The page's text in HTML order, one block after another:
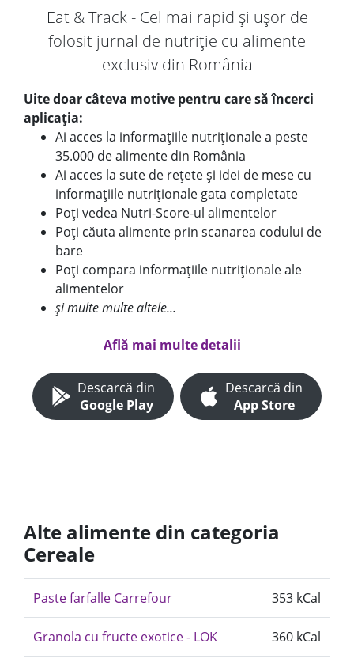
Eat & Track - Cel mai rapid și ușor de
folosit jurnal de nutriție cu alimente
exclusiv din România
Uite doar câteva motive pentru care să încerci
aplicația:
Ai acces la informațiile nutriționale a peste
35.000 de alimente din România
Ai acces la sute de rețete și idei de mese cu
informațiile nutriționale gata completate
Poți vedea Nutri-Score-ul alimentelor
Poți căuta alimente prin scanarea codului de
bare
Poți compara informațiile nutriționale ale
alimentelor
și multe multe altele...
Află mai multe detalii
Descarcă din
Google Play
Descarcă din
App Store
Alte alimente din categoria
Cereale
Paste farfalle Carrefour 353 kCal
Granola cu fructe exotice - LOK 360 kCal